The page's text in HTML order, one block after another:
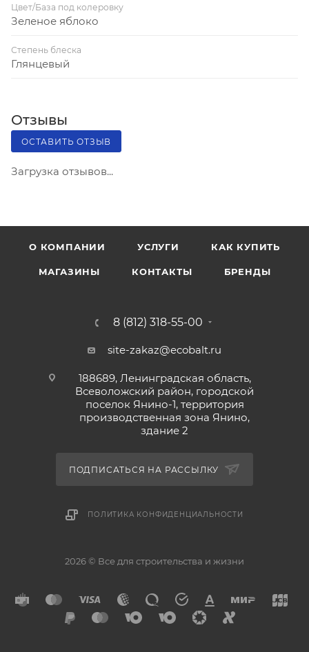
Цвет/База под колеровку
Зеленое яблоко
Степень блеска
Глянцевый
Отзывы
ОСТАВИТЬ ОТЗЫВ
Загрузка отзывов...
О КОМПАНИИ УСЛУГИ КАК КУПИТЬ
МАГАЗИНЫ КОНТАКТЫ БРЕНДЫ
8 (812) 318-55-00
site-zakaz@ecobalt.ru
188689, Ленинградская область,
Всеволожский район, городской
поселок Янино-1, территория
производственная зона Янино,
здание 2
ПОДПИСАТЬСЯ НА РАССЫЛКУ
ПОЛИТИКА КОНФИДЕНЦИАЛЬНОСТИ
2026 © Все для строительства и жизни